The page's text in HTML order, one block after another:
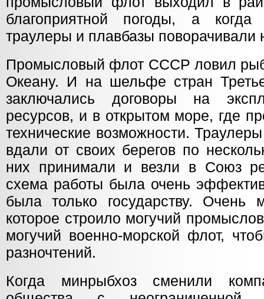
благоприятной погоды, а когда
траулеры и плавбазы поворачивали
Промысловый флот СССР ловил
Океану. И на шельфе стран
заключались договоры на
ресурсов, и в открытом море, где
технические возможности.
вдали от своих берегов по
них принимали и везли в Союз
схема работы была очень
была только государству. Очень
которое строило могучий
могучий военно-морской флот,
разночтений.
Когда минрыбхоз сменили